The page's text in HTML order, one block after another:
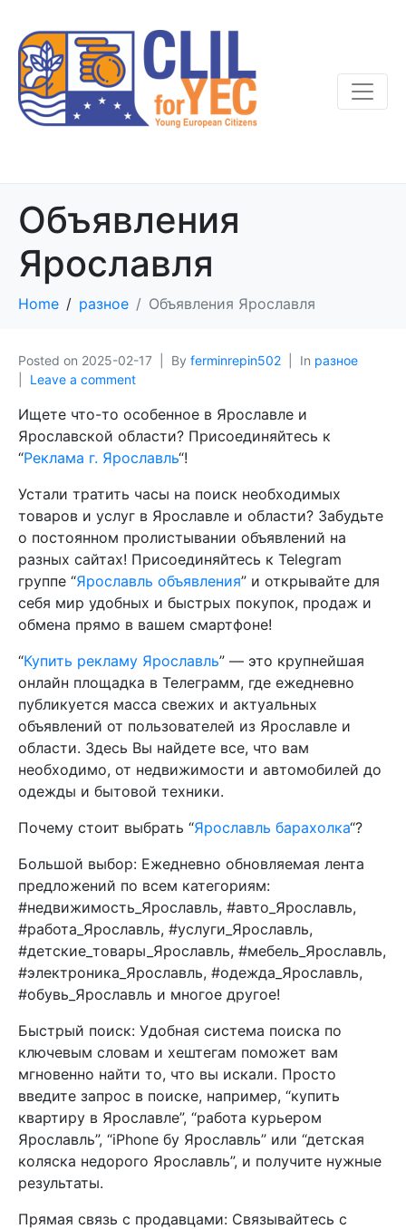
Объявления
Ярославля
Home разное Объявления Ярославля
Posted on 2025-02-17 By ferminrepin502 In разное
Leave a comment
Ищете что-то особенное в Ярославле и
Ярославской области? Присоединяйтесь к
“Реклама г. Ярославль“!
Устали тратить часы на поиск необходимых
товаров и услуг в Ярославле и области? Забудьте
о постоянном пролистывании объявлений на
разных сайтах! Присоединяйтесь к Telegram
группе “Ярославль объявления” и открывайте для
себя мир удобных и быстрых покупок, продаж и
обмена прямо в вашем смартфоне!
“Купить рекламу Ярославль” — это крупнейшая
онлайн площадка в Телеграмм, где ежедневно
публикуется масса свежих и актуальных
объявлений от пользователей из Ярославле и
области. Здесь Вы найдете все, что вам
необходимо, от недвижимости и автомобилей до
одежды и бытовой техники.
Почему стоит выбрать “Ярославль барахолка“?
Большой выбор: Ежедневно обновляемая лента
предложений по всем категориям:
#недвижимость_Ярославль, #авто_Ярославль,
#работа_Ярославль, #услуги_Ярославль,
#детские_товары_Ярославль, #мебель_Ярославль,
#электроника_Ярославль, #одежда_Ярославль,
#обувь_Ярославль и многое другое!
Быстрый поиск: Удобная система поиска по
ключевым словам и хештегам поможет вам
мгновенно найти то, что вы искали. Просто
введите запрос в поиске, например, “купить
квартиру в Ярославле”, “работа курьером
Ярославль”, “iPhone бу Ярославль” или “детская
коляска недорого Ярославль”, и получите нужные
результаты.
Прямая связь с продавцами: Связывайтесь с